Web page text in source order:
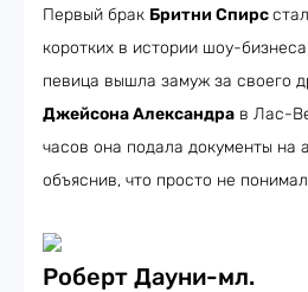
Первый брак Бритни Спирс
коротких в истории шоу-
певица вышла замуж за своего
Джейсона Александра в Лас-
часов она подала документы на
объяснив, что просто не
Роберт Дауни-мл.